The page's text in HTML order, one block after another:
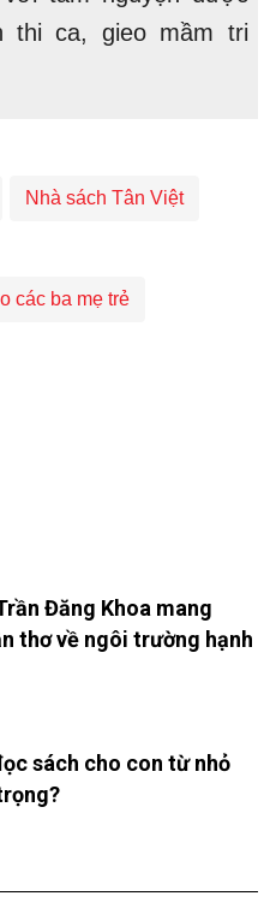
thi ca, gieo mầm tri
Nhà sách Tân Việt
các ba mẹ trẻ
Đăng Khoa mang
thơ về ngôi trường hạnh
sách cho con từ nhỏ